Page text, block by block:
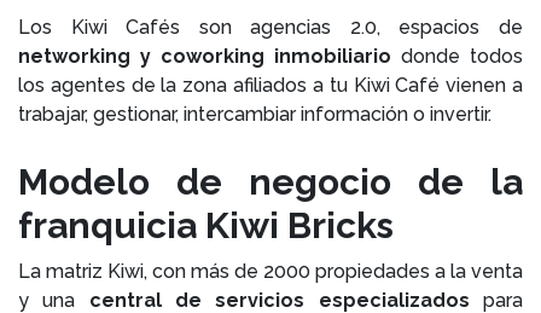
Los Kiwi Cafés son agencias 2.0, espacios de
networking y coworking inmobiliario donde todos
los agentes de la zona afiliados a tu Kiwi Café vienen a
trabajar, gestionar, intercambiar información o invertir.
Modelo de negocio de la
franquicia Kiwi Bricks
La matriz Kiwi, con más de 2000 propiedades a la venta
y una central de servicios especializados para